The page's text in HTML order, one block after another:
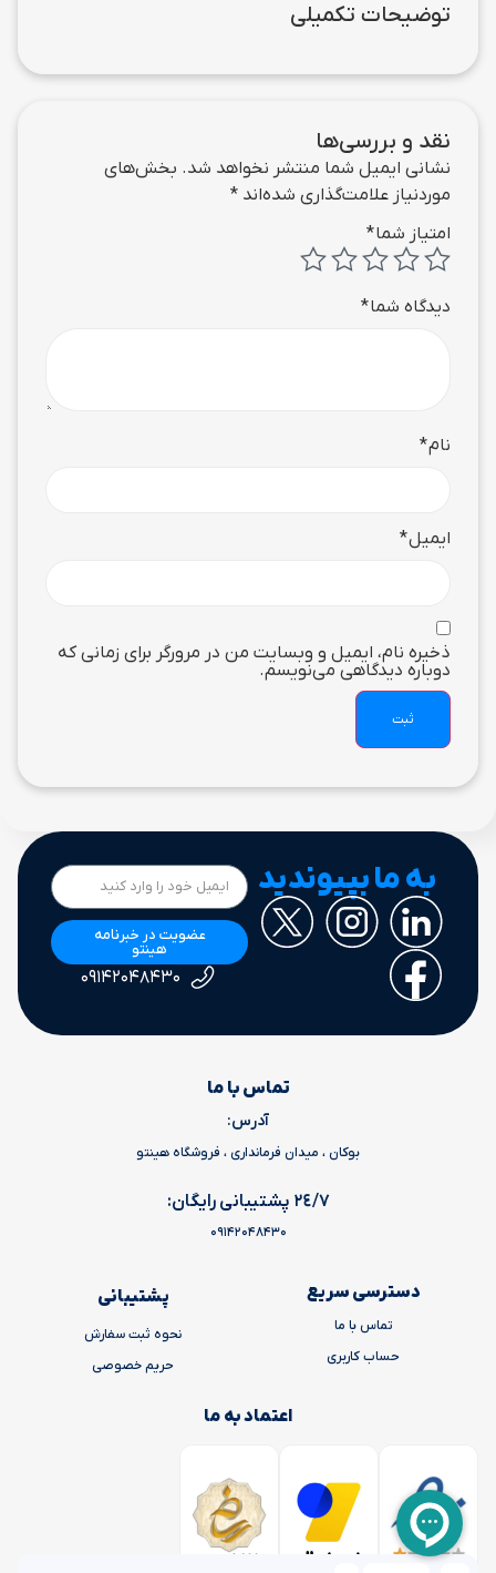
توضیحات تکمیلی
نقد و بررسی‌ها
نشانی ایمیل شما منتشر نخواهد شد. بخش‌های
موردنیاز علامت‌گذاری شده‌اند *
امتیاز شما*
دیدگاه شما*
نام*
ایمیل*
ذخیره نام، ایمیل و وبسایت من در مرورگر برای زمانی که
دوباره دیدگاهی می‌نویسم.
به ما بپیوندید
عضویت در خبرنامه
هینتو
۰۹۱۴۲۰۴۸۴۳۰
تماس با ما
آدرس:
بوکان ، میدان فرمانداری ، فروشگاه هینتو
٢٤/٧ پشتیبانی رایگان:
09142048430
دسترسی سریع
تماس با ما
حساب کاربری
پشتیبانی
نحوه ثبت سفارش
حریم خصوصی
اعتماد به ما